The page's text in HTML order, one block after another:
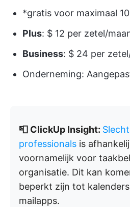
*gratis voor maximaal
Plus: $ 12 per zetel/
Business: $ 24 per
Onderneming:
📮 ClickUp Insight:
professionals is
voornamelijk voor
organisatie. Dit kan
beperkt zijn tot
mailapps.